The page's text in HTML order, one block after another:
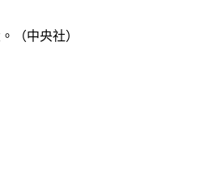
（中央社）